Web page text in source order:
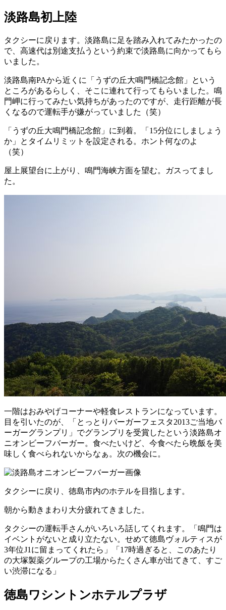
淡路島初上陸
タクシーに戻ります。淡路島に足を踏み入れてみたかったの
で、高速代は別途支払うという約束で淡路島に向かってもら
いました。
淡路島南PAから近くに「うずの丘大鳴門橋記念館」という
ところがあるらしく、そこに連れて行ってもらいました。鳴
門岬に行ってみたい気持ちがあったのですが、走行距離が長
くなるので運転手が嫌がっていました（笑）
「うずの丘大鳴門橋記念館」に到着。「15分位にしましょう
か」とタイムリミットを設定される。ホント何なのよ
（笑）
屋上展望台に上がり、鳴門海峡方面を望む。ガスってまし
た。
一階はおみやげコーナーや軽食レストランになっています。
目を引いたのが、「とっとりバーガーフェスタ2013ご当地バ
ーガーグランプリ」でグランプリを受賞したという淡路島オ
ニオンビーフバーガー。食べたいけど、今食べたら晩飯を美
味しく食べられないからなぁ。次の機会に。
タクシーに戻り、徳島市内のホテルを目指します。
朝から動きまわり大分疲れてきました。
タクシーの運転手さんがいろいろ話してくれます。「鳴門は
イベントがないと成り立たない。せめて徳島ヴォルティスが
3年位J1に留まってくれたら」「17時過ぎると、このあたり
の大塚製薬グループの工場からたくさん車が出てきて、すご
い渋滞になる」
徳島ワシントンホテルプラザ